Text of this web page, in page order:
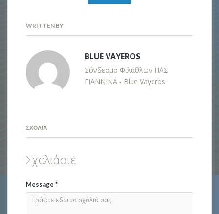
WRITTEN BY
BLUE VAYEROS
Σύνδεσμο Φιλάθλων ΠΑΣ
ΓΙΑΝΝΙΝΑ - Blue Vayeros
ΣΧΌΛΙΑ
Σχολιάστε
Message*